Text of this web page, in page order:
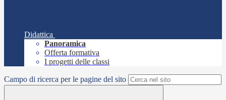
Didattica
Panoramica
Offerta formativa
I progetti delle classi
Campo di ricerca per le pagine del sito